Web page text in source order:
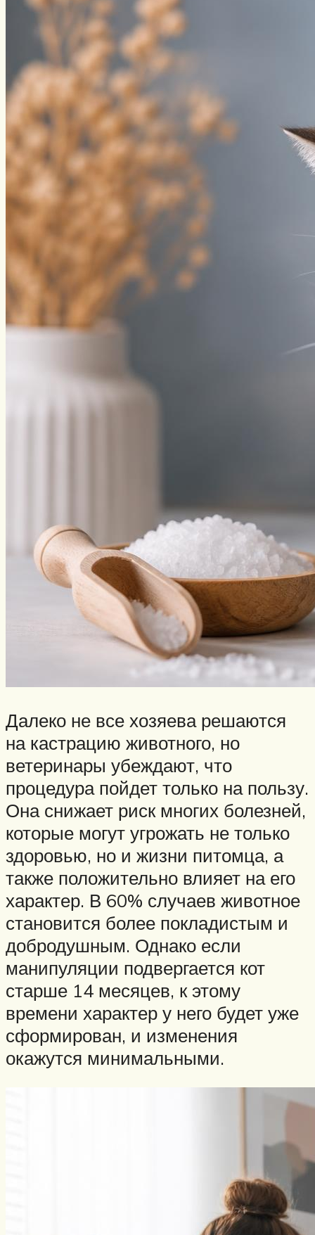
Далеко не все хозяева решаются
на кастрацию животного, но
ветеринары убеждают, что
процедура пойдет только на пользу.
Она снижает риск многих болезней,
которые могут угрожать не только
здоровью, но и жизни питомца, а
также положительно влияет на его
характер. В 60% случаев животное
становится более покладистым и
добродушным. Однако если
манипуляции подвергается кот
старше 14 месяцев, к этому
времени характер у него будет уже
сформирован, и изменения
окажутся минимальными.